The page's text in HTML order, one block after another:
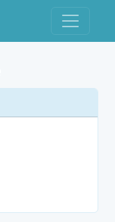
Toggle